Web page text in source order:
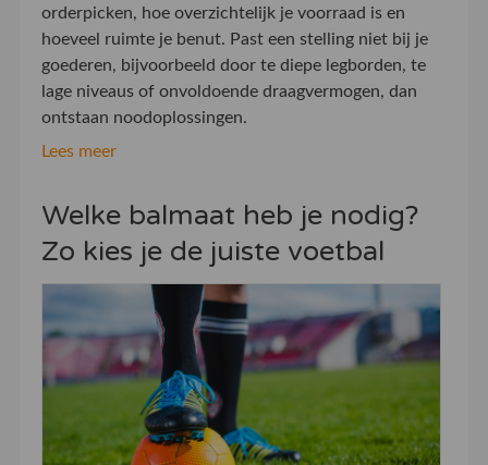
orderpicken, hoe overzichtelijk je voorraad is en
hoeveel ruimte je benut. Past een stelling niet bij je
goederen, bijvoorbeeld door te diepe legborden, te
lage niveaus of onvoldoende draagvermogen, dan
ontstaan noodoplossingen.
Lees meer
Welke balmaat heb je nodig?
Zo kies je de juiste voetbal